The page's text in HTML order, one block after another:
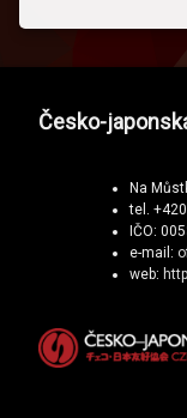
Česko-
Na
tel.
IČO:
e-mail:
web: